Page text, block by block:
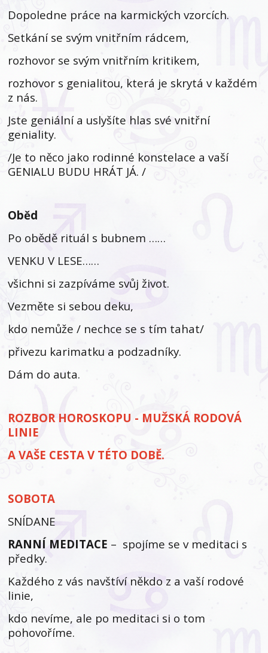
Dopoledne práce na karmických vzorcích.
Setkání se svým vnitřním rádcem,
rozhovor se svým vnitřním kritikem,
rozhovor s genialitou, která je skrytá v každém
z nás.
Jste geniální a uslyšíte hlas své vnitřní
geniality.
/Je to něco jako rodinné konstelace a vaší
GENIALU BUDU HRÁT JÁ. /
Oběd
Po obědě rituál s bubnem ……
VENKU V LESE……
všichni si zazpíváme svůj život.
Vezměte si sebou deku,
kdo nemůže / nechce se s tím tahat/
přivezu karimatku a podzadníky.
Dám do auta.
ROZBOR HOROSKOPU - MUŽSKÁ RODOVÁ
LINIE
A VAŠE CESTA V TÉTO DOBĚ.
SOBOTA
SNÍDANE
RANNÍ MEDITACE – spojíme se v meditaci s
předky.
Každého z vás navštíví někdo z a vaší rodové
linie,
kdo nevíme, ale po meditaci si o tom
pohovoříme.